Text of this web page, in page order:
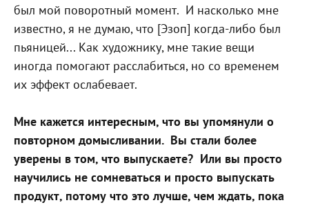
был мой поворотный момент. И насколько мне
известно, я не думаю, что [Эзоп] когда-либо был
пьяницей... Как художнику, мне такие вещи
иногда помогают расслабиться, но со временем
их эффект ослабевает.
Мне кажется интересным, что вы упомянули о
повторном домысливании. Вы стали более
уверены в том, что выпускаете? Или вы просто
научились не сомневаться и просто выпускать
продукт, потому что это лучше, чем ждать, пока